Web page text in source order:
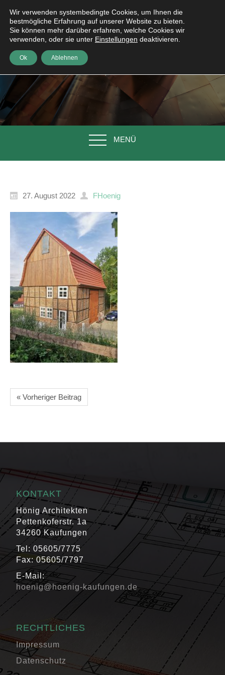
MENÜ
27. August 2022 FHoenig
« Vorheriger Beitrag
KONTAKT
Hönig Architekten
Pettenkoferstr. 1a
34260 Kaufungen
Tel: 05605/7775
Fax: 05605/7797
E-Mail:
hoenig@hoenig-kaufungen.de
RECHTLICHES
Impressum
Datenschutz
Wir verwenden systembedingte Cookies, um Ihnen die
bestmögliche Erfahrung auf unserer Website zu bieten.
Sie können mehr darüber erfahren, welche Cookies wir
verwenden, oder sie unter Einstellungen deaktivieren.
Ok Ablehnen